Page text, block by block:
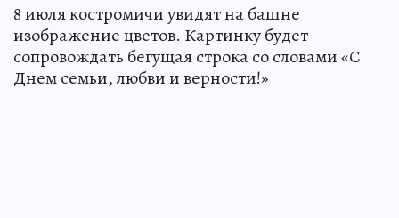
8 июля костромичи увидят на башне
изображение цветов. Картинку будет
сопровождать бегущая строка со словами «С
Днем семьи, любви и верности!»